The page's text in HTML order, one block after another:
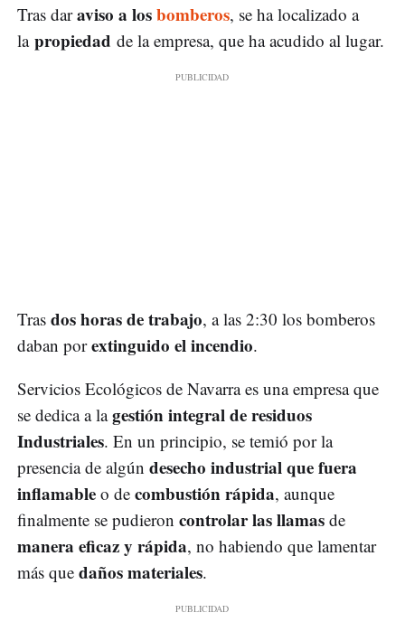
Tras daraviso a losbomberos, se ha localizado a
la propiedad de la empresa, que ha acudido al lugar.
Tras dos horas de trabajo, a las 2:30 los bomberos
daban porextinguido el incendio.
Servicios Ecológicos de Navarra es una empresa que
se dedica a lagestión integral de residuos
Industriales. En un principio, se temió por la
presencia de algún desecho industrial que fuera
inflamable o de combustión rápida, aunque
finalmente se pudieron controlar las llamas de
manera eficaz y rápida, no habiendo que lamentar
más que daños materiales.